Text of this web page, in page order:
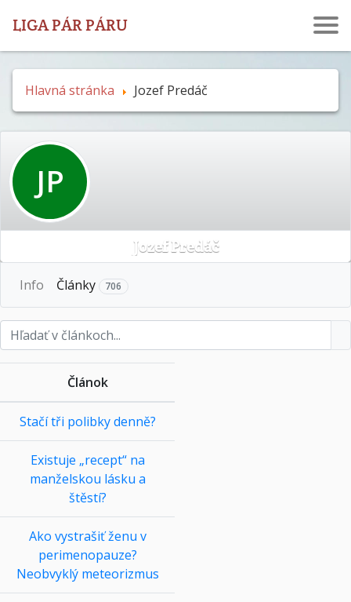
LIGA PÁR PÁRU
Hlavná stránka Jozef Predáč
JP
Jozef Predáč
Info Články 706
Článok
Stačí tři polibky denně?
Existuje „recept“ na
manželskou lásku a
štěstí?
Ako vystrašiť ženu v
perimenopauze?
Neobvyklý meteorizmus